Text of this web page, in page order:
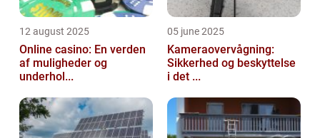
12 august 2025
Online casino: En verden
af muligheder og
underhol...
05 june 2025
Kameraovervågning:
Sikkerhed og beskyttelse
i det ...